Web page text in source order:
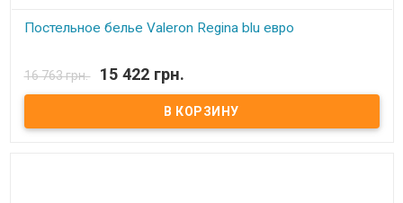
Постельное белье Valeron Regina blu евро
Пододеяльник: 200x220 см. Наволочка: 50х70 см - 4 шт Ткань:
сатин Premium, 100% египетский хлопок. Производитель: Турция.
16 763 грн. 15 422 грн.